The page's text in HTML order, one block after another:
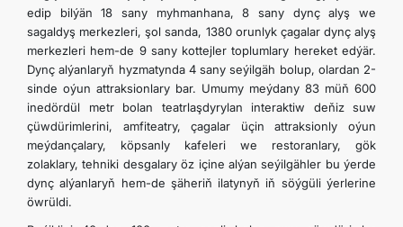
edip bilýän 18 sany myhmanhana, 8 sany dynç alyş we
sagaldyş merkezleri, şol sanda, 1380 orunlyk çagalar dynç alyş
merkezleri hem-de 9 sany kottejler toplumlary hereket edýär.
Dynç alýanlaryň hyzmatynda 4 sany seýilgäh bolup, olardan 2-
sinde oýun attraksionlary bar. Umumy meýdany 83 müň 600
inedördül metr bolan teatrlaşdyrylan interaktiw deňiz suw
çüwdürimlerini, amfiteatry, çagalar üçin attraksionly oýun
meýdançalary, köpsanly kafeleri we restoranlary, gök
zolaklary, tehniki desgalary öz içine alýan seýilgähler bu ýerde
dynç alýanlaryň hem-de şäheriň ilatynyň iň söýgüli ýerlerine
öwrüldi.